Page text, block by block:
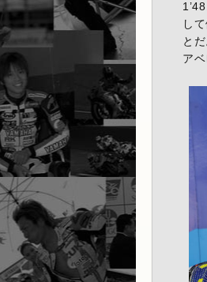
し
と
ア